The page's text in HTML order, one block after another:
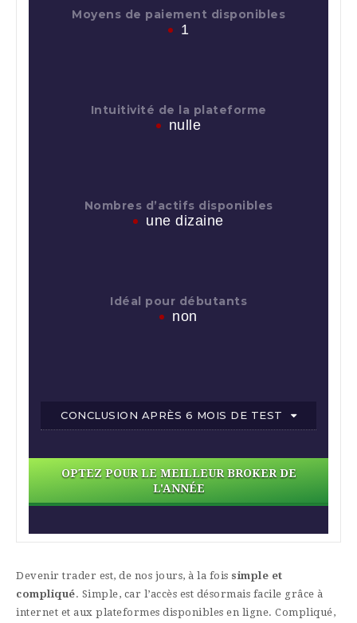
Moyens de paiement disponibles
1
Intuitivité de la plateforme
nulle
Nombres d’actifs disponibles
une dizaine
Idéal pour débutants
non
CONCLUSION APRÈS 6 MOIS DE TEST
OPTEZ POUR LE MEILLEUR BROKER DE
L'ANNÉE
Devenir trader est, de nos jours, à la fois simple et
compliqué. Simple, car l’accès est désormais facile grâce à
internet et aux plateformes disponibles en ligne. Compliqué,